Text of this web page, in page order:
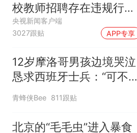
校教师招聘存在违规行
为”：已启动问责程序 副
校长被停职
央视新闻客户端
3027跟贴
APP专享
12岁摩洛哥男孩边境哭泣
恳求西班牙士兵：“可不可
以不要把我遣返回国”
青蜂侠Bee 811跟贴
北京的“毛毛虫”进入暴食